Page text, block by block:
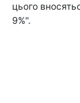
цього
9%".